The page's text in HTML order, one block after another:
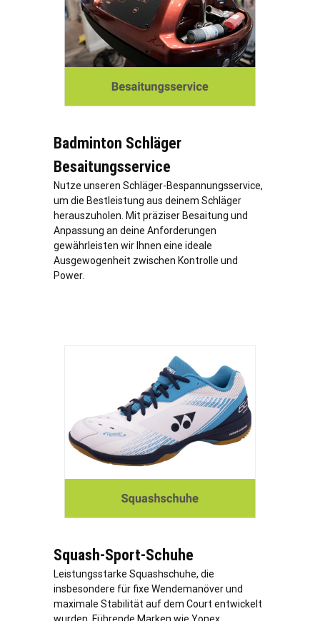
Badminton Schläger
Besaitungsservice
Nutze unseren Schläger-Bespannungsservice,
um die Bestleistung aus deinem Schläger
herauszuholen. Mit präziser Besaitung und
Anpassung an deine Anforderungen
gewährleisten wir Ihnen eine ideale
Ausgewogenheit zwischen Kontrolle und
Power.
Squash-Sport-Schuhe
Leistungsstarke Squashschuhe, die
insbesondere für fixe Wendemanöver und
maximale Stabilität auf dem Court entwickelt
wurden. Führende Marken wie Yonex